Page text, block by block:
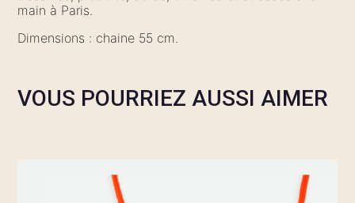
main à Paris.
Dimensions : chaine 55 cm.
VOUS POURRIEZ AUSSI AIMER